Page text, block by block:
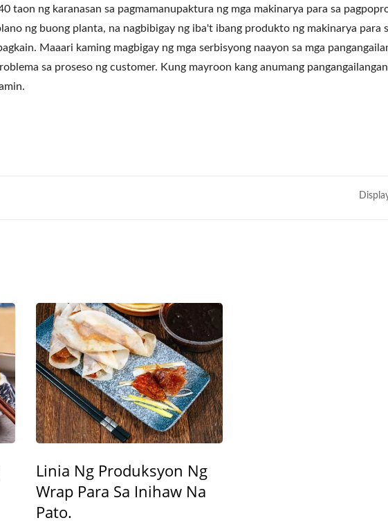
taon ng karanasan sa pagmamanupaktura ng mga makinarya para sa
ng buong planta, na nagbibigay ng iba't ibang produkto ng makinarya para
Maaari kaming magbigay ng mga serbisyong naayon sa mga
sa proseso ng customer. Kung mayroon kang anumang
Linia Ng Produksyon Ng
Wrap Para Sa Inihaw Na
Pato.